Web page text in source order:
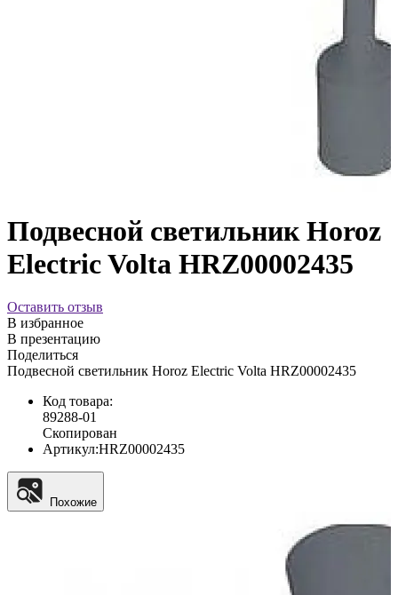
Подвесной светильник Horoz
Electric Volta HRZ00002435
Оставить отзыв
В избранное
В презентацию
Поделиться
Подвесной светильник Horoz Electric Volta HRZ00002435
Код товара:
89288-01
Скопирован
Артикул:HRZ00002435
Похожие